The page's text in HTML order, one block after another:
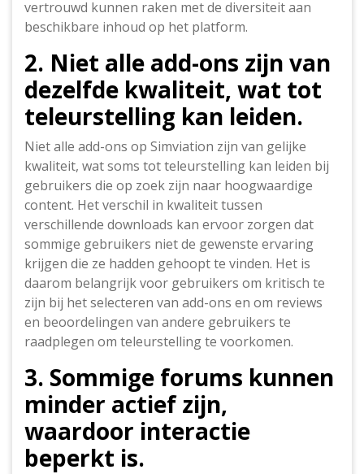
vertrouwd kunnen raken met de diversiteit aan
beschikbare inhoud op het platform.
2. Niet alle add-ons zijn van
dezelfde kwaliteit, wat tot
teleurstelling kan leiden.
Niet alle add-ons op Simviation zijn van gelijke
kwaliteit, wat soms tot teleurstelling kan leiden bij
gebruikers die op zoek zijn naar hoogwaardige
content. Het verschil in kwaliteit tussen
verschillende downloads kan ervoor zorgen dat
sommige gebruikers niet de gewenste ervaring
krijgen die ze hadden gehoopt te vinden. Het is
daarom belangrijk voor gebruikers om kritisch te
zijn bij het selecteren van add-ons en om reviews
en beoordelingen van andere gebruikers te
raadplegen om teleurstelling te voorkomen.
3. Sommige forums kunnen
minder actief zijn,
waardoor interactie
beperkt is.